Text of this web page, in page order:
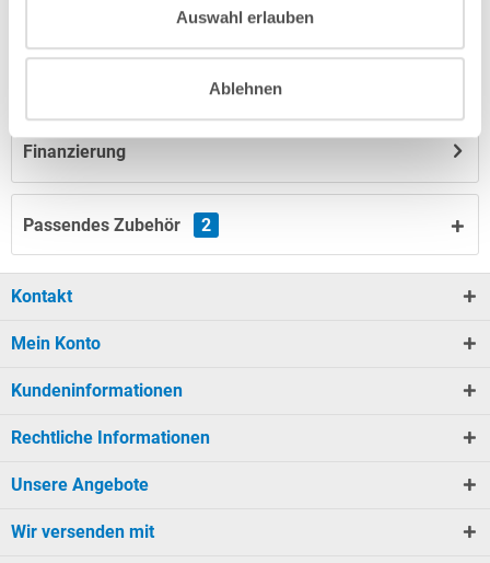
Auswahl erlauben
Ablehnen
Finanzierung
Passendes Zubehör 2
Kontakt
Mein Konto
Kundeninformationen
Rechtliche Informationen
Unsere Angebote
Wir versenden mit